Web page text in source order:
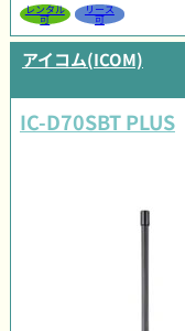
レンタル
可
リース
可
アイコム(ICOM)
IC-D70SBT PLUS